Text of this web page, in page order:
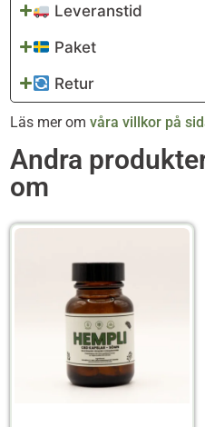
Leveranstid
Paket
Retur
Läs mer omvåra villkor på
Andra
om